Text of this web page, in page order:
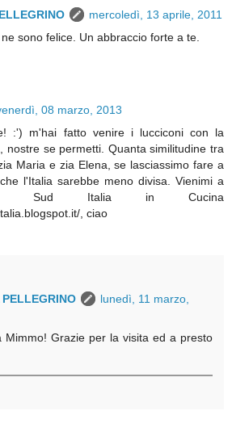
mercoledì, 13 aprile, 2011
sono felice. Un abbraccio forte a te.
08 marzo, 2013
:') m'hai fatto venire i lucciconi con la
nostre se permetti. Quanta similitudine tra
Maria e zia Elena, se lasciassimo fare a
l'Italia sarebbe meno divisa. Vienimi a
Sud Italia in Cucina
, ciao
lunedì, 11 marzo,
Mimmo! Grazie per la visita ed a presto